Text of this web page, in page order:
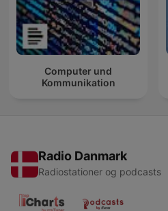
Computer und
Kommunikation
Radio Danmark
Radiostationer og podcasts